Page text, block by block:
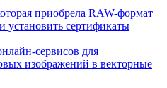
приобрела RAW-формат
установить сертификаты
сервисов для
изображений в векторные